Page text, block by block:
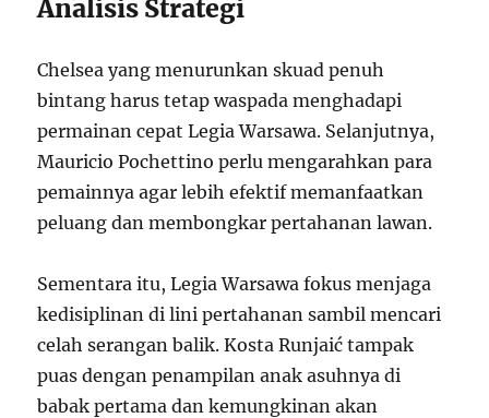
Analisis Strategi
Chelsea yang menurunkan skuad penuh
bintang harus tetap waspada menghadapi
permainan cepat Legia Warsawa. Selanjutnya,
Mauricio Pochettino perlu mengarahkan para
pemainnya agar lebih efektif memanfaatkan
peluang dan membongkar pertahanan lawan.
Sementara itu, Legia Warsawa fokus menjaga
kedisiplinan di lini pertahanan sambil mencari
celah serangan balik. Kosta Runjaić tampak
puas dengan penampilan anak asuhnya di
babak pertama dan kemungkinan akan